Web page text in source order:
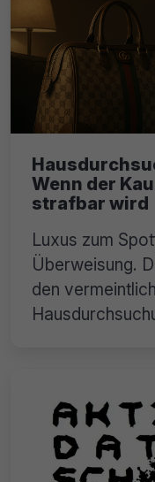
Wenn der
strafbar wird
Luxus zum
Überweisung.
den